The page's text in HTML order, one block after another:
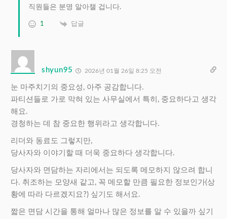
직원들은 분명 알아챌 겁니다.
1 답글
shyun95 2026년 01월 26일 8:25 오전
눈 마주치기의 중요성, 아주 공감합니다.
파티션들로 가로 막혀 있는 사무실에서 특히, 중요하다고 생각
해요.
경청하는 데 참 중요한 행위라고 생각합니다.
리더와 동료도 그렇지만,
당사자와 이야기할 때 더욱 중요하다 생각합니다.
당사자와 면담하는 자리에서는 되도록 메모하지 않으려 합니
다. 취조하는 모양새 같고, 꼭 메모할 만큼 필요한 정보인가(상
황에 따라 다르겠지요?) 싶기도 해서요.
짧은 면담 시간을 통해 얼마나 많은 정보를 알 수 있을까 싶기